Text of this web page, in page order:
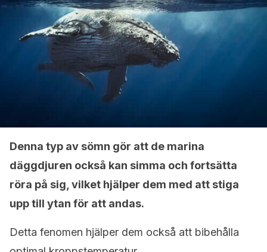
Denna typ av sömn gör att de marina
däggdjuren också kan simma och fortsätta
röra på sig, vilket hjälper dem med att stiga
upp till ytan för att andas.
Detta fenomen hjälper dem också att bibehålla